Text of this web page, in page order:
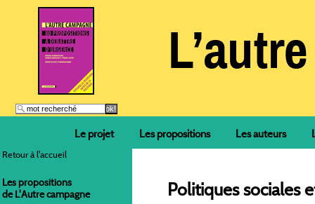
Le projet Les propositions Les auteurs
Retour à l'accueil
Les propositions
de L'Autre campagne
Politiques sociales